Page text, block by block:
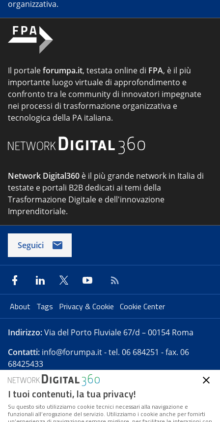
organizzativa.
Il portaleforumpa.it, testata online di FPA, è il più
importante luogo virtuale di approfondimento e
confronto tra le community di innovatori impegnate
nei processi di trasformazione organizzativa e
tecnologica della PA italiana.
Network Digital360 è il più grande network in Italia di
testate e portali B2B dedicati ai temi della
Trasformazione Digitale e dell'innovazione
Imprenditoriale.
Seguici
About Tags Privacy & Cookie Cookie Center
Indirizzo:Via del Porto Fluviale 67/d – 00154 Roma
Contatti: info@forumpa.it- tel. 06 684251 - fax. 06
68425433
Forumpa.itè una pubblicazione telematica iscritta
presso Registro della stampa del Tribunale di Roma -
Reg. n. 182 del 2 maggio 2008 - Direttore resp. Michela
I tuoi contenuti, la tua privacy!
Su questo sito utilizziamo cookie tecnici necessari alla navigazione e
funzionali all’erogazione del servizio. Utilizziamo i cookie anche per fornirti